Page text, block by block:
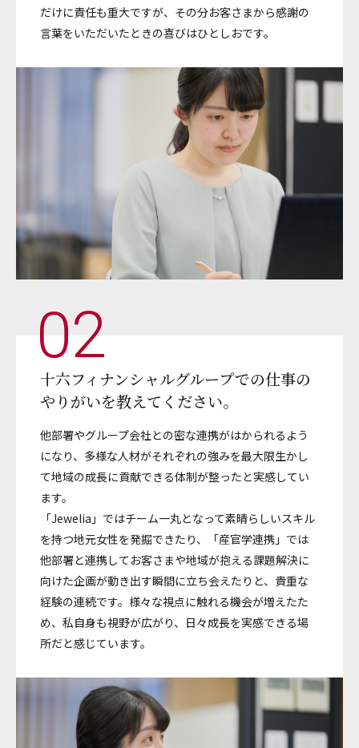
だけに責任も重大ですが、その分お客さまから感謝の
言葉をいただいたときの喜びはひとしおです。
02
十六フィナンシャルグループでの仕事の
やりがいを教えてください。
他部署やグループ会社との密な連携がはかられるよう
になり、多様な人材がそれぞれの強みを最大限生かし
て地域の成長に貢献できる体制が整ったと実感してい
ます。
「Jewelia」ではチーム一丸となって素晴らしいスキル
を持つ地元女性を発掘できたり、「産官学連携」では
他部署と連携してお客さまや地域が抱える課題解決に
向けた企画が動き出す瞬間に立ち会えたりと、貴重な
経験の連続です。様々な視点に触れる機会が増えたた
め、私自身も視野が広がり、日々成長を実感できる場
所だと感じています。